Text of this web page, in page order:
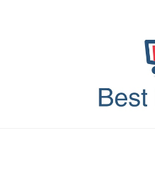
navigazione